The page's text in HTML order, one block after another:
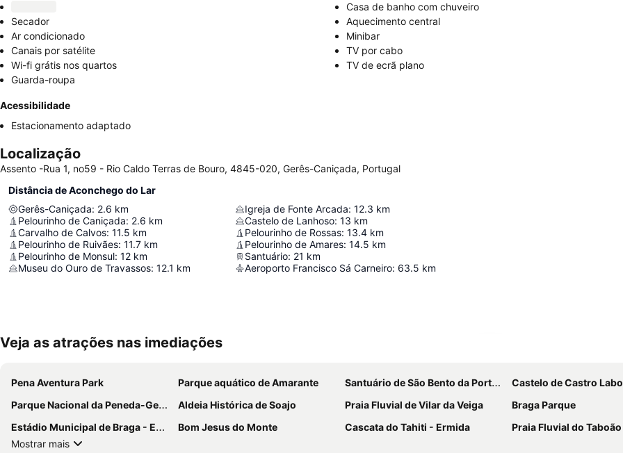
Casa de banho com chuveiro
Secador
Aquecimento central
Ar condicionado
Minibar
Canais por satélite
TV por cabo
Wi-fi grátis nos quartos
TV de ecrã plano
Guarda-roupa
Acessibilidade
Estacionamento adaptado
Localização
Assento -Rua 1, no59 - Rio Caldo Terras de Bouro, 4845-020, Gerês-Caniçada, Portugal
Distância de Aconchego do Lar
Gerês-Caniçada: 2.6 km
Pelourinho de Caniçada: 2.6 km
Carvalho de Calvos: 11.5 km
Pelourinho de Ruivães: 11.7 km
Pelourinho de Monsul: 12 km
Museu do Ouro de Travassos: 12.1 km
Igreja de Fonte Arcada: 12.3 km
Castelo de Lanhoso: 13 km
Pelourinho de Rossas: 13.4 km
Pelourinho de Amares: 14.5 km
Santuário: 21 km
Aeroporto Francisco Sá Carneiro: 63.5 km
Veja as atrações nas imediações
Pena Aventura Park Parque aquático de Amarante Santuário de São Bento da Porta Aberta
Castelo de Castro
Parque Nacional da Peneda-Gerês
Aldeia Histórica de Soajo Praia Fluvial de Vilar da Veiga
Braga Parque
Estádio Municipal de Braga - Estádio AXA
Bom Jesus do Monte Cascata do Tahiti - Ermida
Praia Fluvial do Taboão
Mostrar mais